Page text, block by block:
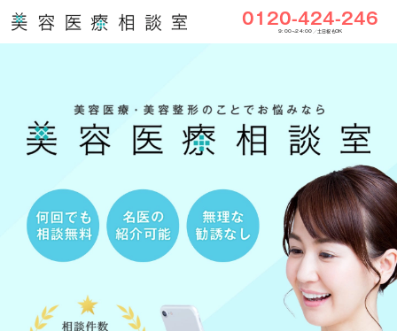
0120-424-246
9:00〜24:00／土日祝もOK